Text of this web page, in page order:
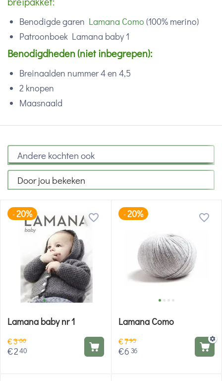
Benodigde garen Lamana Como (100% merino)
Patroonboek Lamana baby 1
Benodigdheden (niet inbegrepen):
Breinaalden nummer 4 en 4,5
2 knopen
Maasnaald
Andere kochten ook
Door jou bekeken
-20%
Lamana baby nr 1
€300
€240
-20%
Lamana Como
€795
€6 36